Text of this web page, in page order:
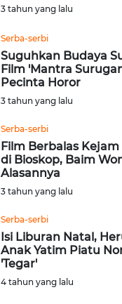
3 tahun yang lalu
Serba-serbi
Suguhkan Budaya
Film 'Mantra
Pecinta Horor
3 tahun yang lalu
Serba-serbi
Film Berbalas Kejam
di Bioskop, Baim
Alasannya
3 tahun yang lalu
Serba-serbi
Isi Liburan Natal,
Anak Yatim Piatu
'Tegar'
4 tahun yang lalu